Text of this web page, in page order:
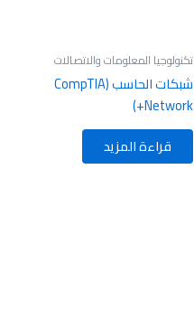
تكنولوجيا المعلومات والاتصالات
شبكات الحاسب (CompTIA
Network+)
قراءة المزيد